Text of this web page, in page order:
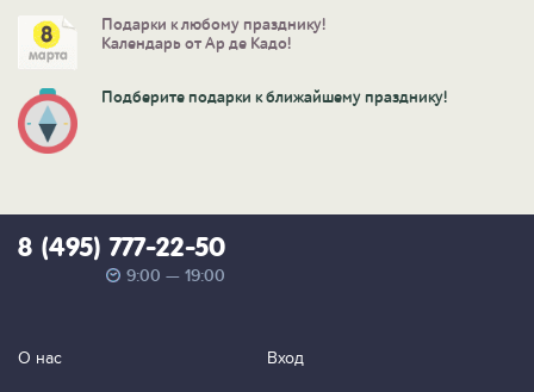
Подарки к любому празднику!
Календарь от Ар де Кадо!
Подберите подарки к ближайшему празднику!
8 (495) 777-22-50
9:00 — 19:00
О нас Вход